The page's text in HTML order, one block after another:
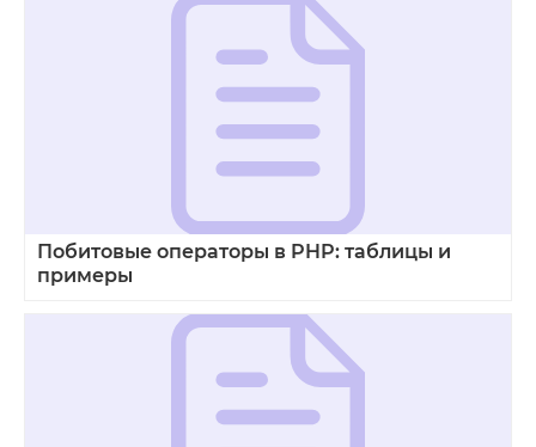
Побитовые операторы в PHP: таблицы и
примеры